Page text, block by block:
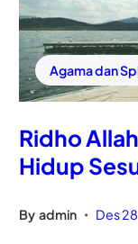
Agama dan
Ridho
Hidup
By admin • Des 28